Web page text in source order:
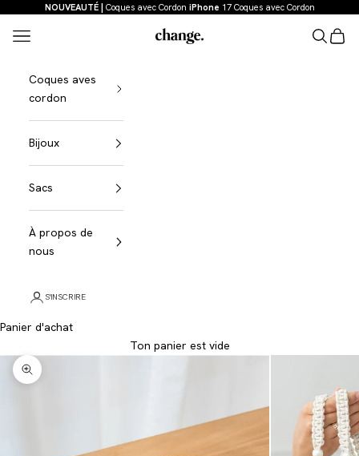
Aller au contenu
NOUVEAUTÉ | Coques avec Cordon iPhone 17 Coques avec Cordon
Change
Menu
Coques aves
cordon
Bijoux
Sacs
À propos de
nous
S'INSCRIRE
Panier d'achat
Ton panier est vide
Agrandir l'image